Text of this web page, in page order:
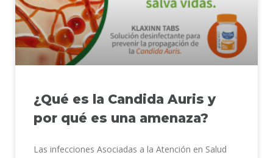
¿Qué es la Candida Auris y
por qué es una amenaza?
Las infecciones Asociadas a la Atención en Salud